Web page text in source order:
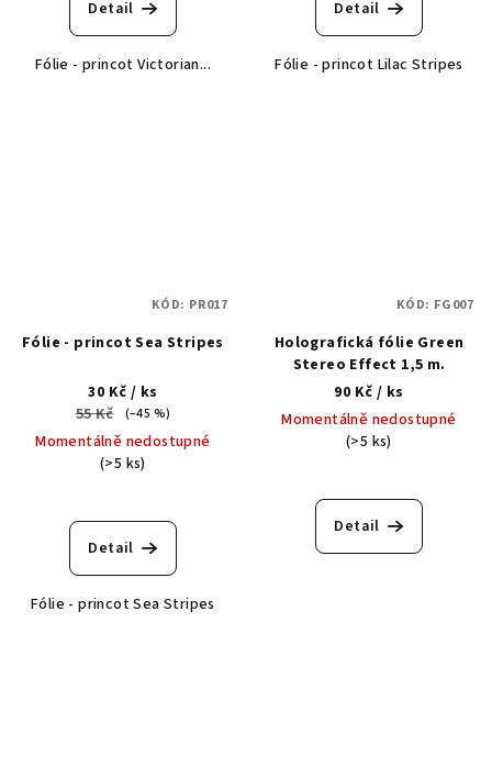
Detail
Fólie - princot Victorian...
Detail
Fólie - princot Lilac Stripes
Fólie - princot Sea Stripes
30 Kč / ks
55 Kč
(–45 %)
Momentálně nedostupné
(>5 ks)
Detail
Fólie - princot Sea Stripes
KÓD: PR017
Holografická fólie Green
Stereo Effect 1,5 m.
90 Kč / ks
Momentálně nedostupné
(>5 ks)
Detail
KÓD: FG007